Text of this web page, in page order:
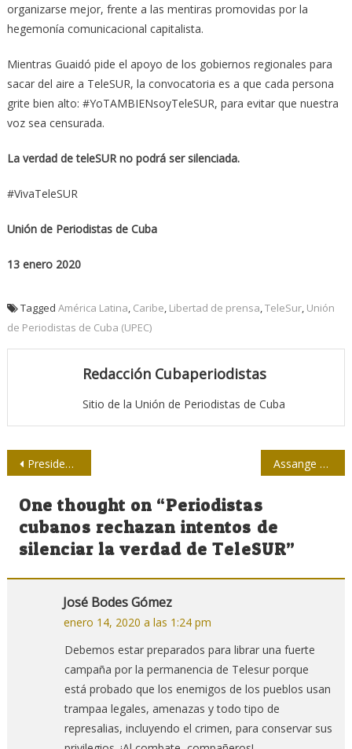
organizarse mejor, frente a las mentiras promovidas por la
hegemonía comunicacional capitalista.
Mientras Guaidó pide el apoyo de los gobiernos regionales para
sacar del aire a TeleSUR, la convocatoria es a que cada persona
grite bien alto: #YoTAMBIENsoyTeleSUR, para evitar que nuestra
voz sea censurada.
La verdad de teleSUR no podrá ser silenciada.
#VivaTeleSUR
Unión de Periodistas de Cuba
13 enero 2020
Tagged América Latina Caribe Libertad de prensa TeleSur, Unión
de Periodistas de Cuba (UPEC)
Redacción Cubaperiodistas
Sitio de la Unión de Periodistas de Cuba
Navegación
de
entradas
Presidenta de Telesur responde a amenazas de cierre por Guaidó Assange necesita más tiempo con equipo legal en lucha contra extradición a EE.UU.
One thought on “Periodistas
cubanos rechazan intentos de
silenciar la verdad de TeleSUR”
José Bodes Gómez
enero 14, 2020 a las 1:24 pm
Debemos estar preparados para librar una fuerte
campaña por la permanencia de Telesur porque
está probado que los enemigos de los pueblos usan
trampaa legales, amenazas y todo tipo de
represalias, incluyendo el crimen, para conservar sus